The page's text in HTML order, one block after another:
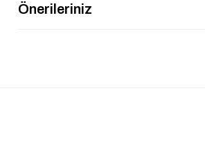
Önerileriniz